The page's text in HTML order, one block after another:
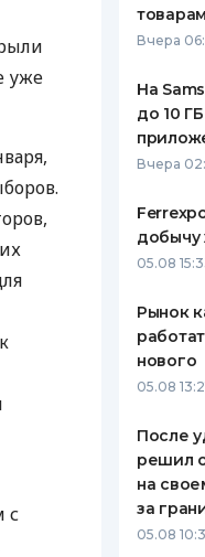
ВСЕ
уже
с
Вчера
На
до 10
Вчера
добычу
05.08
Рынок
нового
05.08
После
решил
на
за
05.08